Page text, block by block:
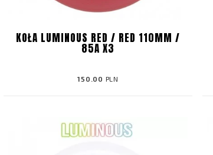
KOŁA LUMINOUS RED / RED 110MM /
85A X3
150.00 PLN